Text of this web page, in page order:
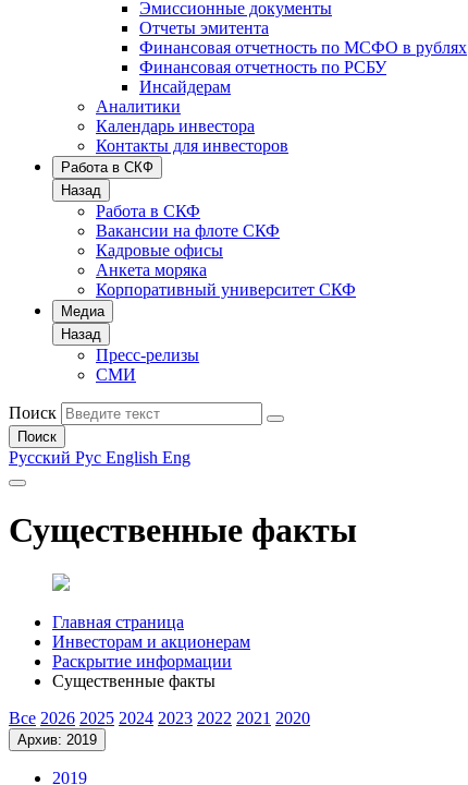
Эмиссионные документы
Отчеты эмитента
Финансовая отчетность по МСФО в рублях
Финансовая отчетность по РСБУ
Инсайдерам
Аналитики
Календарь инвестора
Контакты для инвесторов
Работа в СКФ
Назад
Работа в СКФ
Вакансии на флоте СКФ
Кадровые офисы
Анкета моряка
Корпоративный университет СКФ
Медиа
Назад
Пресс-релизы
СМИ
Поиск
Поиск
Русский Рус English Eng
Существенные факты
Главная страница
Инвесторам и акционерам
Раскрытие информации
Существенные факты
Все 2026 2025 2024 2023 2022 2021 2020
Архив: 2019
2019